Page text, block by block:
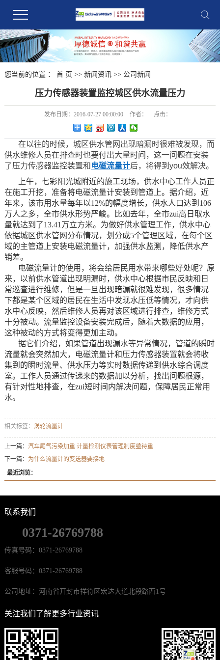
您当前的位置 ： 首 页 >> 新闻资讯>> 公司新闻
压力传感器装置监控城区供水流量压力
发布日期： 2016-07-27 00:00:00 作者： 点击：
在以往的时候，城区供水管网出现暗漏时很难被发现，而
供水维修人员在排查时也要付出大量时间，这一问题在安装
了压力传感器监控装置和 电磁流量计后，将得到you效解决。
上午，七彩阳光城附近的施工现场，供水中心工作人员正
在施工开挖，准备将电磁流量计安装到管道上。据介绍，近
年来，该市用水量每年以12%的幅度增长，供水人口达到106
万人之多，全市供水形势严峻。比如去年，全市zui高日取水
量就达到了13.41万立方米。为做好供水管理工作，供水中心
依据城区供水管网分布情况，划分成5个管理区域，在每个区
域的主管道上安装电磁流量计，加强供水监测，降低供水产
销差。
电磁流量计的使用，将会给居民用水带来哪些好处呢？原
来，以前供水管道出现明漏时，供水中心根据市民反映和日
常巡查进行维修，但是一旦出现暗漏就很难发现，很多情况
下都是某个区域的居民在生活中发现水压低等情况，才向供
水中心反映，然后维修人员再对该区域进行排查，维修方式
十分被动。流量监控设备安装完成后，随着大数据的应用，
这种被动的方式将变得更加主动。
据它们介绍，如果管道出现漏水等异常情况，管道的瞬时
流量就会突然加大，电磁流量计和压力传感器装置就会将收
集到的瞬时流量、供水压力等实时数据传递到供水综合调度
室。工作人员通过传递来的数据加以分析，找出问题根源，
有针对性地排查，在zui短时间内解决问题，保障居民正常用
水。
相关标签： 涡轮流量计
上一篇： 汽车尾气污染加重 计量检测仪表管理制度亟待重
下一篇： 为什么流量计的变送器要接地
最近浏览：
联系我们
0371-26769788
传真号码：0371-26769788
客服号码：0371-26769788
公司地址：河南省开封市祥符区宏达大道北段路西1号
关注我们了解更多行业资讯